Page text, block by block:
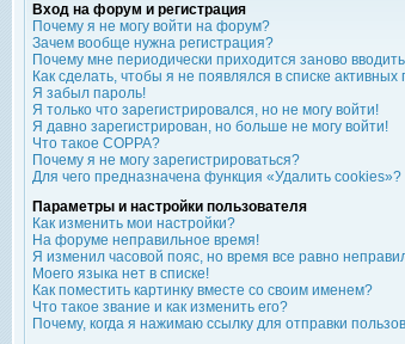
Вход на форум и регистрация
Почему я не могу войти на форум?
Зачем вообще нужна регистрация?
Почему мне периодически приходится заново
Как сделать, чтобы я не появлялся в списке активных
Я забыл пароль!
Я только что зарегистрировался, но не могу войти!
Я давно зарегистрирован, но больше не могу войти!
Что такое COPPA?
Почему я не могу зарегистрироваться?
Для чего предназначена функция «Удалить cookies»?
Параметры и настройки пользователя
Как изменить мои настройки?
На форуме неправильное время!
Я изменил часовой пояс, но время все равно
Моего языка нет в списке!
Как поместить картинку вместе со своим именем?
Что такое звание и как изменить его?
Почему, когда я нажимаю ссылку для отправки